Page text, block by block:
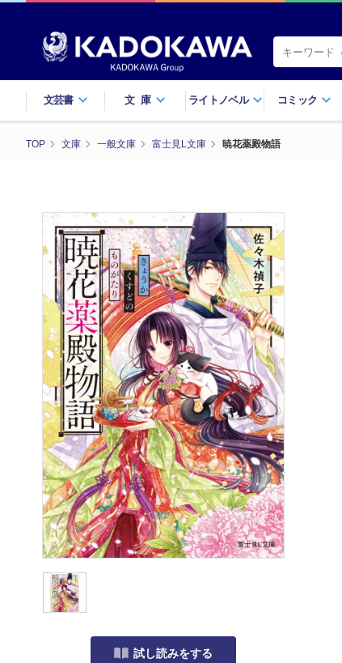
文芸書 文庫 ライトノベル コミック
TOP 文庫 一般文庫 富士見L文庫 暁花薬殿物語
試し読みをする